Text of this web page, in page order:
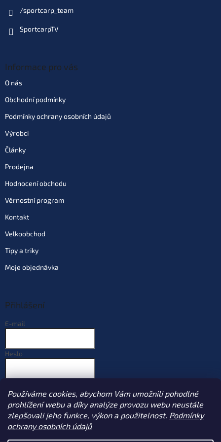
Používáme cookies, abychom Vám umožnili pohodlné
prohlížení webu a díky analýze provozu webu neustále
zlepšovali jeho funkce, výkon a použitelnost. Podmínky
ochrany osobních údajů
/sportcarp_team
SportcarpTV
Informace pro vás
O nás
Obchodní podmínky
Podmínky ochrany osobních údajů
Výrobci
Články
Prodejna
Hodnocení obchodu
Věrnostní program
Kontakt
Velkoobchod
Tipy a triky
Moje objednávka
Přihlášení
E-mail
Heslo
Nová registrace
Zapomenuté heslo